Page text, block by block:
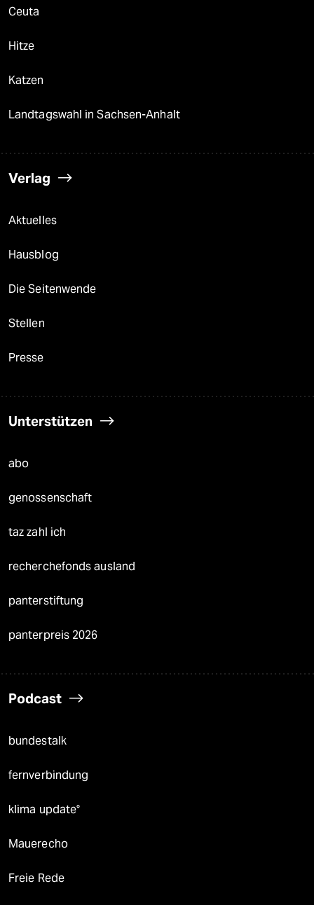
Ceuta
Hitze
Katzen
Landtagswahl in Sachsen-Anhalt
Verlag
Aktuelles
Hausblog
Die Seitenwende
Stellen
Presse
Unterstützen
abo
genossenschaft
taz zahl ich
recherchefonds ausland
panterstiftung
panterpreis 2026
Podcast
bundestalk
fernverbindung
klima update°
Mauerecho
Freie Rede